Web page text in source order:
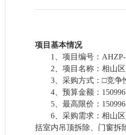
项目基本情况
1、 项目编号：
2、 项目名称： 相山
3、 采购方式： □竞争
4、 预算金额：
5、 最高限价：
6、 采购需求： 相山
括室内吊顶拆除、门窗拆